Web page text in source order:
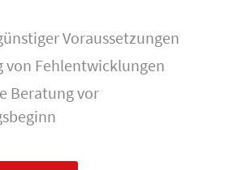
Voraussetzungen
von Fehlentwicklungen
Beratung vor